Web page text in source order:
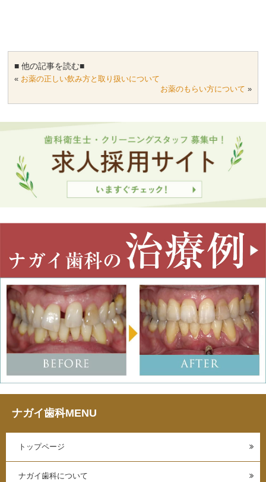
■ 他の記事を読む■
« お薬の正しい飲み方と取り扱いについて
お薬のもらい方について »
ナガイ歯科MENU
トップページ
ナガイ歯科について